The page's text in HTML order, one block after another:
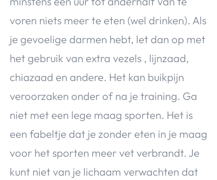
voren niets meer te eten (wel drinken). Als
je gevoelige darmen hebt, let dan op met
het gebruik van extra vezels , lijnzaad,
chiazaad en andere. Het kan buikpijn
veroorzaken onder of na je training. Ga
niet met een lege maag sporten. Het is
een fabeltje dat je zonder eten in je maag
voor het sporten meer vet verbrandt. Je
kunt niet van je lichaam verwachten dat